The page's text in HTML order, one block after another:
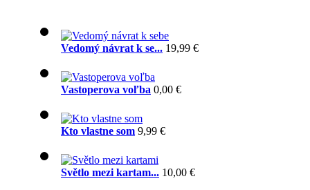
Vedomý návrat k se... 19,99 €
Vastoperova voľba 0,00 €
Kto vlastne som 9,99 €
Světlo mezi kartam... 10,00 €